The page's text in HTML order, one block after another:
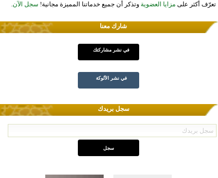
تعرّف أكثر على مزايا العضوية وتذكر أن جميع خدماتنا المميزة مجانية! سجل الآن.
شارك معنا
في نشر مشاركتك
في نشر الألوكة
سجل بريدك